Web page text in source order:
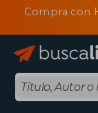
Compra con